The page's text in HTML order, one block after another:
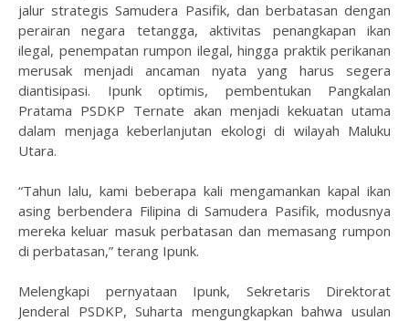
jalur strategis Samudera Pasifik, dan berbatasan dengan
perairan negara tetangga, aktivitas penangkapan ikan
ilegal, penempatan rumpon ilegal, hingga praktik perikanan
merusak menjadi ancaman nyata yang harus segera
diantisipasi. Ipunk optimis, pembentukan Pangkalan
Pratama PSDKP Ternate akan menjadi kekuatan utama
dalam menjaga keberlanjutan ekologi di wilayah Maluku
Utara.
“Tahun lalu, kami beberapa kali mengamankan kapal ikan
asing berbendera Filipina di Samudera Pasifik, modusnya
mereka keluar masuk perbatasan dan memasang rumpon
di perbatasan,” terang Ipunk.
Melengkapi pernyataan Ipunk, Sekretaris Direktorat
Jenderal PSDKP, Suharta mengungkapkan bahwa usulan